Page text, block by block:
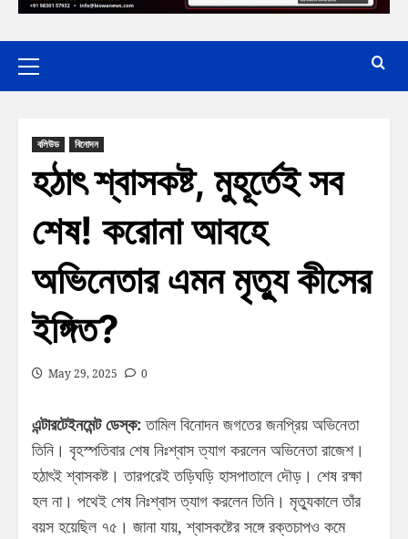
বলিউড বিনোদন
হঠাৎ শ্বাসকষ্ট, মুহূর্তেই সব
শেষ! করোনা আবহে
অভিনেতার এমন মৃত্যু কীসের
ইঙ্গিত?
May 29, 2025 0
এন্টারটেইনমেন্ট ডেস্ক:তামিল বিনোদন জগতের জনপ্রিয় অভিনেতা
তিনি। বৃহস্পতিবার শেষ নিঃশ্বাস ত্যাগ করলেন অভিনেতা রাজেশ।
হঠাৎই শ্বাসকষ্ট। তারপরেই তড়িঘড়ি হাসপাতালে দৌড়। শেষ রক্ষা
হল না। পথেই শেষ নিঃশ্বাস ত্যাগ করলেন তিনি। মৃত্যুকালে তাঁর
বয়স হয়েছিল ৭৫। জানা যায়, শ্বাসকষ্টের সঙ্গে রক্তচাপও কমে